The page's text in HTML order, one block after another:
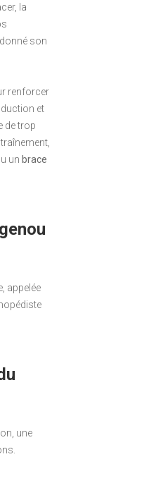
la
son
renforcer
et
de trop
un brace
appelée
une